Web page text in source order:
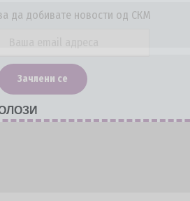
да добивате новости од СКМ